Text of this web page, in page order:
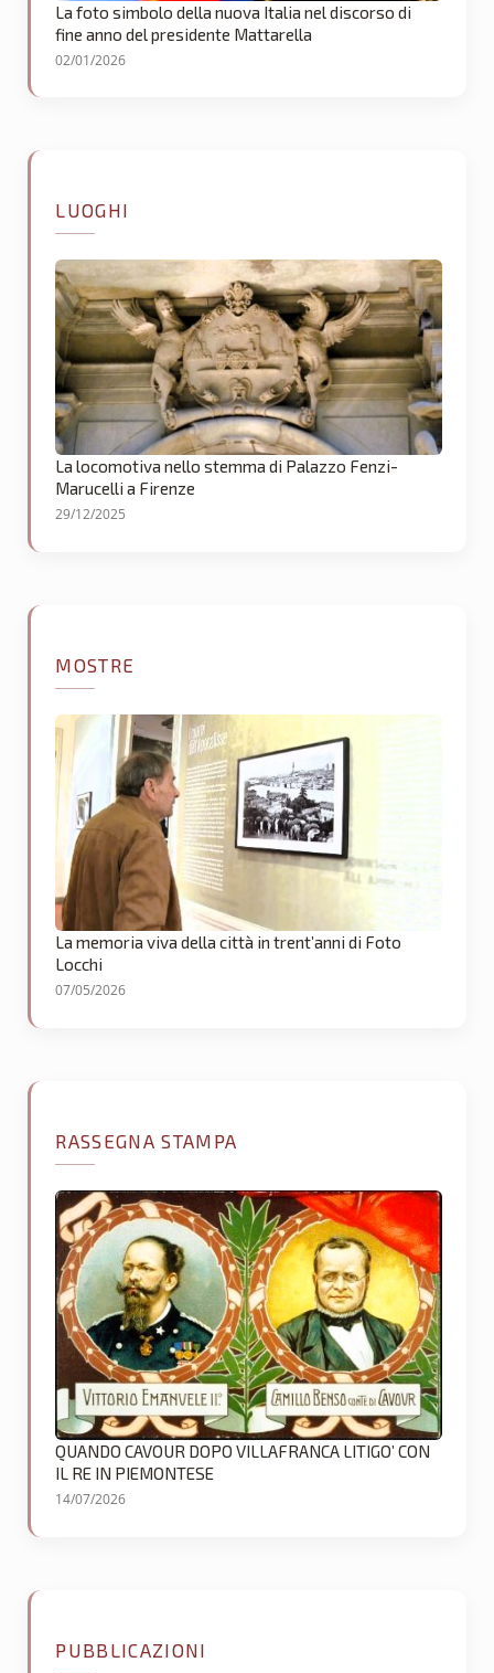
La foto simbolo della nuova Italia nel discorso di
fine anno del presidente Mattarella
02/01/2026
LUOGHI
La locomotiva nello stemma di Palazzo Fenzi-
Marucelli a Firenze
29/12/2025
MOSTRE
La memoria viva della città in trent’anni di Foto
Locchi
07/05/2026
RASSEGNA STAMPA
QUANDO CAVOUR DOPO VILLAFRANCA LITIGO’ CON
IL RE IN PIEMONTESE
14/07/2026
PUBBLICAZIONI